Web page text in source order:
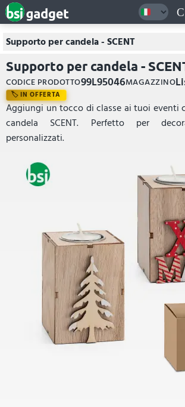
Supporto per candela - SCENT
Supporto per candela -
CODICE PRODOTTO99L95046MAGAZZINO
IN OFFERTA
Aggiungi un tocco di classe ai tuoi eventi
candela SCENT. Perfetto per
personalizzati.